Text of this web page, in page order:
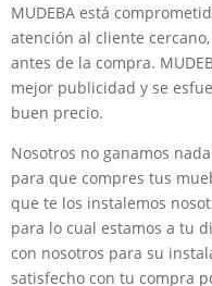
MUDEBA está
atención al cliente
antes de la compra.
mejor publicidad y se
buen precio.
Nosotros no ganamos
para que compres tus
que te los instalemos
para lo cual estamos a tu
con nosotros para su
satisfecho con tu compra